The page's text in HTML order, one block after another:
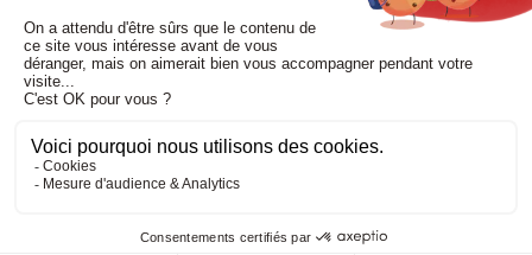
Besoin d'aide
Politique de confidentialité- Mentions légales